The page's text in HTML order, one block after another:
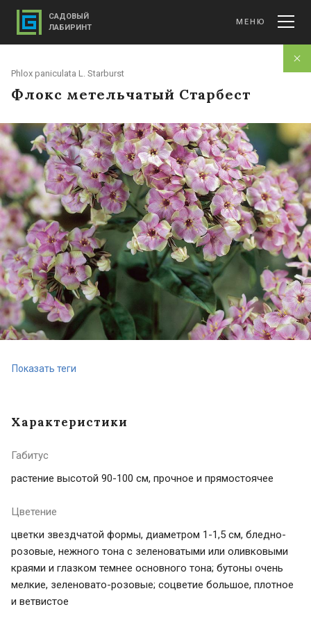
Phlox paniculata L. Starburst
Флокс метельчатый Старбест
Показать теги
Характеристики
Габитус
растение высотой 90-100 см, прочное и прямостоячее
Цветение
цветки звездчатой формы, диаметром 1-1,5 см, бледно-
розовые, нежного тона с зеленоватыми или оливковыми
краями и глазком темнее основного тона; бутоны очень
мелкие, зеленовато-розовые; соцветие большое, плотное
и ветвистое
САДОВЫЙ
ЛАБИРИНТ
МЕНЮ